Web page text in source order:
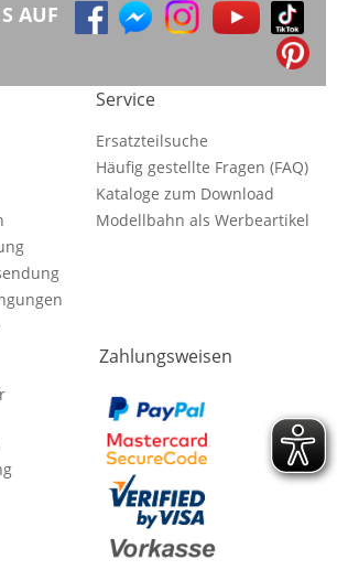
AUF
Service
Ersatzteilsuche
Häufig gestellte Fragen (FAQ)
Kataloge zum Download
Modellbahn als Werbeartikel
Zahlungsweisen